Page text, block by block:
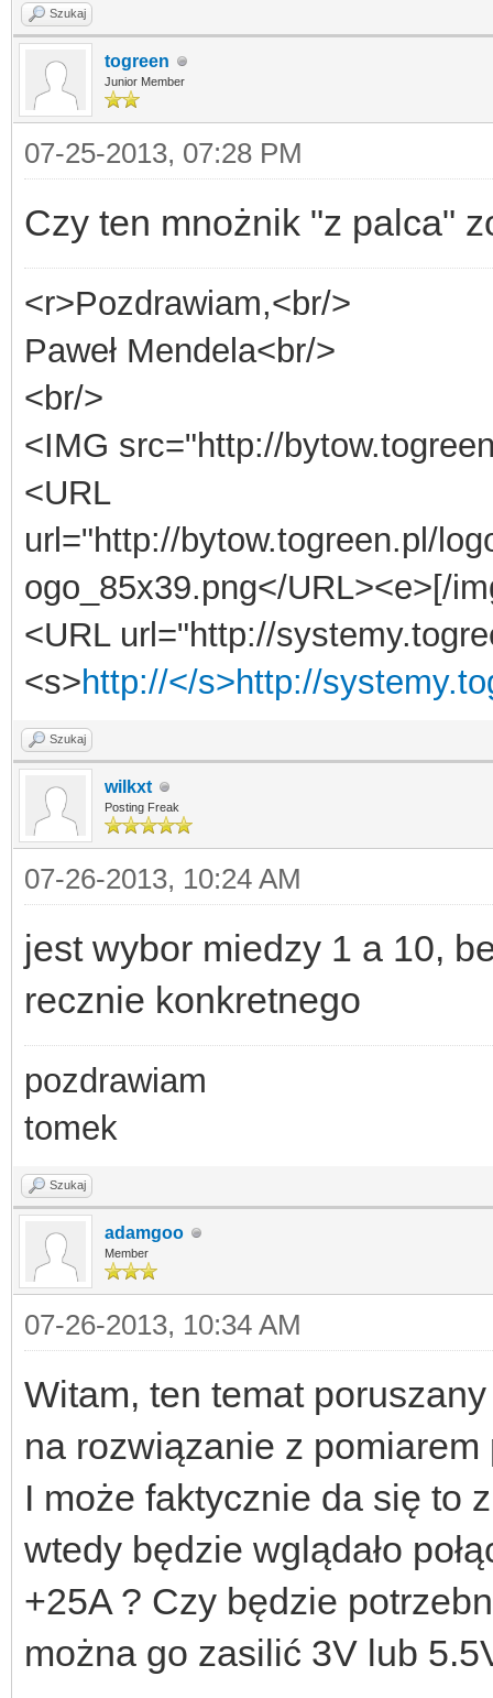
Szukaj
togreen
Junior Member
07-25-2013, 07:28 PM
Czy ten mnożnik "z palca"
<r>Pozdrawiam,<br/>
Paweł Mendela<br/>
<br/>
<IMG src="http://
<URL
url="http://bytow.togreen.pl/
ogo_85x39.png</URL><e>[/
<URL url="http://
<s>http://</s>http://
Szukaj
wilkxt
Posting Freak
07-26-2013, 10:24 AM
jest wybor miedzy 1 a 10,
recznie konkretnego
pozdrawiam
tomek
Szukaj
adamgoo
Member
07-26-2013, 10:34 AM
Witam, ten temat
na rozwiązanie z
I może faktycznie da się to
wtedy będzie wglądało
+25A ? Czy będzie
można go zasilić 3V lub